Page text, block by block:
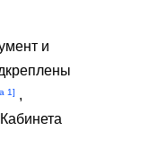
и
1] ,